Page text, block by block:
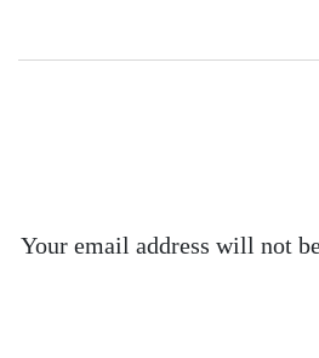
Your email address will not